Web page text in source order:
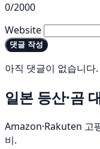
0/2000
Website
댓글 작성
아직 댓글이 없습니다.
일본 등산·곰
Amazon·Rakuten 고
비.